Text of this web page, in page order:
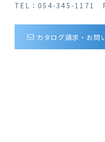
TEL：054-345-1171
カタログ請求・お問